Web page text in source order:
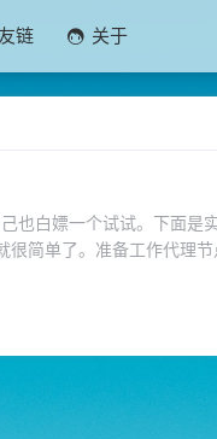
友链 关于
白嫖一个试试。下面是
很简单了。准备工作